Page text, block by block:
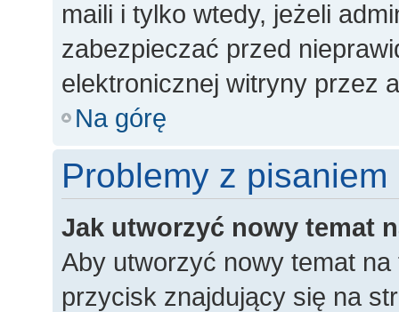
maili i tylko wtedy, jeżeli
zabezpieczać przed
elektronicznej witryny przez
Na górę
Problemy z pisaniem
Jak utworzyć nowy temat
Aby utworzyć nowy temat
przycisk znajdujący się na